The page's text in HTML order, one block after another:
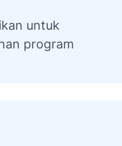
untuk
program